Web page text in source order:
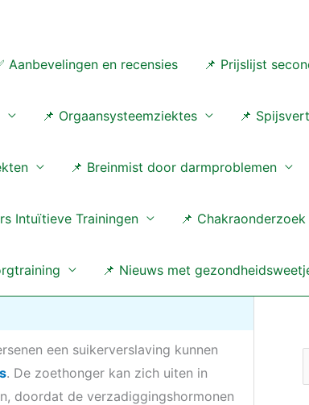
Aanbevelingen en recensies 📌 Prijslijst
📌 Orgaansysteemziektes 📌
📌 Breinmist door darmproblemen
Intuïtieve Trainingen 📌
📌 Nieuws met
een suikerverslaving kunnen
. De zoethonger kan zich uiten in
doordat de verzadiggingshormonen
a